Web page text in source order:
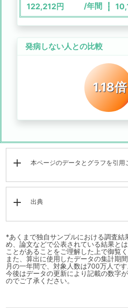
122,212円 /年間
発病しない人との比較
1.18倍
本ページのデータとグラフを引用
出典
*あくまで独自サンプルにおける調査結
め、論文などで公表されている結果と
ことがあることをご理解した上で御覧く
また、算出に使用したデータの集計期
月の一年間で、対象人数は700万人です
今後はデータの更新により記載の数字
のでご了承ください。